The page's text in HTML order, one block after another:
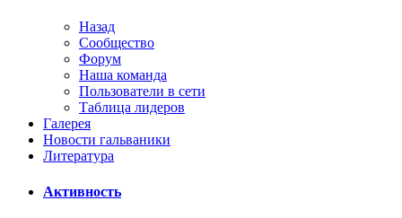
Назад
Сообщество
Форум
Наша команда
Пользователи в сети
Таблица лидеров
Галерея
Новости гальваники
Литература
Активность